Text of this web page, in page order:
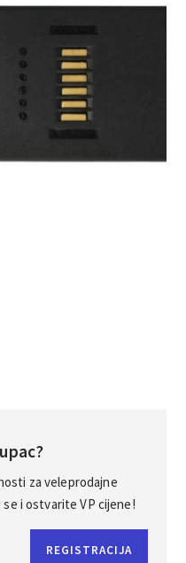
za veleprodajne
i ostvarite VP cijene!
REGISTRACIJA